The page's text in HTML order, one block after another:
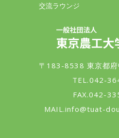
交流ラウンジ
〒183-8538 東京都
TEL.042-
FAX.042-
MAIL.info@tuat-